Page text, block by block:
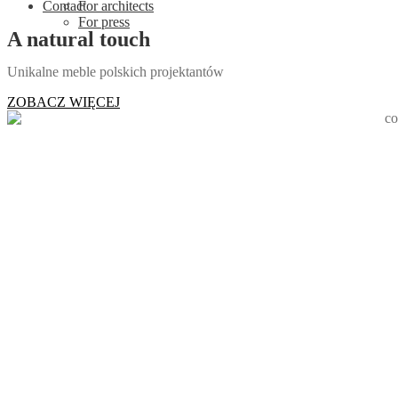
For architects
For press
Contact
A natural touch
Unikalne meble polskich projektantów
ZOBACZ WIĘCEJ